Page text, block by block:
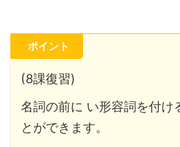
ポイント
(8課復習)
名詞の前に い形容詞を付け
とができます。